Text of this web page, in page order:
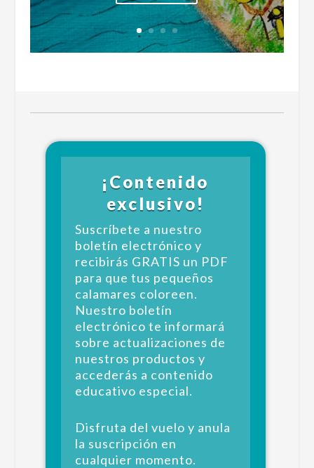
¡Contenido
exclusivo!
Suscríbete a nuestro
boletín electrónico y
recibirás GRATIS un PDF
para que tus pequeños
calamares coloreen.
Nuestro boletín
electrónico te informará
sobre actualizaciones de
nuestros productos y
accederás a contenido
educativo especial.
Disfruta del vuelo y anula
la suscripción en
cualquier momento.